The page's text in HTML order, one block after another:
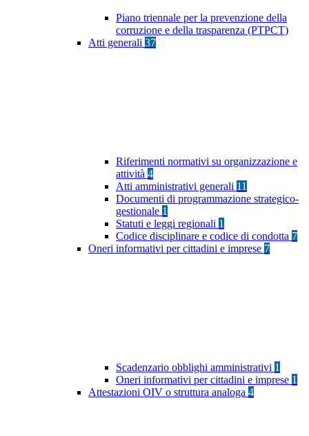
Piano triennale per la prevenzione della
corruzione e della trasparenza (PTPCT)
Atti generali 37
Riferimenti normativi su organizzazione e
attività 4
Atti amministrativi generali 11
Documenti di programmazione strategico-
gestionale 1
Statuti e leggi regionali 1
Codice disciplinare e codice di condotta 7
Oneri informativi per cittadini e imprese 7
Scadenzario obblighi amministrativi 1
Oneri informativi per cittadini e imprese 1
Attestazioni OIV o struttura analoga 4